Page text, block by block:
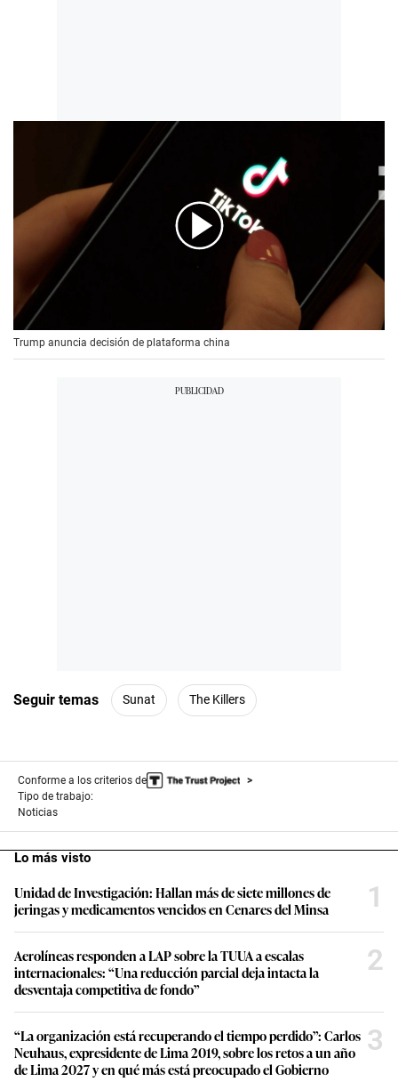
Trump anuncia decisión de plataforma china
Seguir temas Sunat The Killers
Conforme a los criterios de
Tipo de trabajo:
Noticias
Lo más visto
Unidad de Investigación: Hallan más de siete millones de
jeringas y medicamentos vencidos en Cenares del Minsa
1
Aerolíneas responden a LAP sobre la TUUA a escalas
internacionales: “Una reducción parcial deja intacta la
desventaja competitiva de fondo”
2
“La organización está recuperando el tiempo perdido”: Carlos
Neuhaus, expresidente de Lima 2019, sobre los retos a un año
de Lima 2027 y en qué más está preocupado el Gobierno
3